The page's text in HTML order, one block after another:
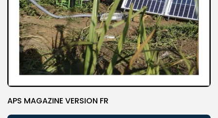
APS MAGAZINE VERSION FR